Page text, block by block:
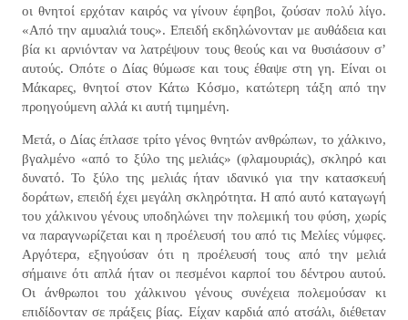
οι θνητοί ερχόταν καιρός να γίνουν έφηβοι, ζούσαν πολύ λίγο.
«Από την αμυαλιά τους». Επειδή εκδηλώνονταν με αυθάδεια και
βία κι αρνιόνταν να λατρέψουν τους θεούς και να θυσιάσουν σ’
αυτούς. Οπότε ο Δίας θύμωσε και τους έθαψε στη γη. Είναι οι
Μάκαρες, θνητοί στον Κάτω Κόσμο, κατώτερη τάξη από την
προηγούμενη αλλά κι αυτή τιμημένη.
Μετά, ο Δίας έπλασε τρίτο γένος θνητών ανθρώπων, το χάλκινο,
βγαλμένο «από το ξύλο της μελιάς» (φλαμουριάς), σκληρό και
δυνατό. Το ξύλο της μελιάς ήταν ιδανικό για την κατασκευή
δοράτων, επειδή έχει μεγάλη σκληρότητα. Η από αυτό καταγωγή
του χάλκινου γένους υποδηλώνει την πολεμική του φύση, χωρίς
να παραγνωρίζεται και η προέλευσή του από τις Μελίες νύμφες.
Αργότερα, εξηγούσαν ότι η προέλευσή τους από την μελιά
σήμαινε ότι απλά ήταν οι πεσμένοι καρποί του δέντρου αυτού.
Οι άνθρωποι του χάλκινου γένους συνέχεια πολεμούσαν κι
επιδίδονταν σε πράξεις βίας. Είχαν καρδιά από ατσάλι, διέθεταν